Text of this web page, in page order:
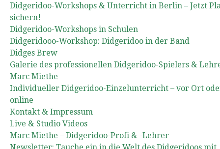
Didgeridoo-Workshops & Unterricht in Berlin – Jetzt
sichern!
Didgeridoo-Workshops in Schulen
Didgeridooo-Workshop: Didgeridoo in der Band
Didges Brew
Galerie des professionellen Didgeridoo-Spielers &
Marc Miethe
Individueller Didgeridoo-Einzelunterricht – vor Ort
online
Kontakt & Impressum
Live & Studio Videos
Marc Miethe – Didgeridoo-Profi & -Lehrer
Newsletter: Tauche ein in die Welt des Didgeridoos mit